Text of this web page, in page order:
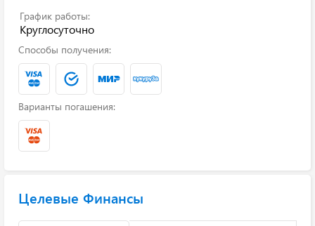
График работы:
Круглосуточно
Способы получения:
Варианты погашения:
Целевые Финансы